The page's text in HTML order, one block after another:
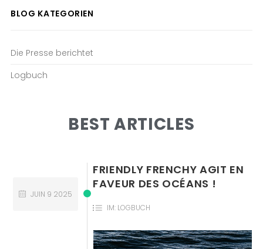
BLOG KATEGORIEN
Die Presse berichtet
Logbuch
BEST ARTICLES
FRIENDLY FRENCHY AGIT EN
FAVEUR DES OCÉANS !
IM: LOGBUCH
JUIN 9 2025